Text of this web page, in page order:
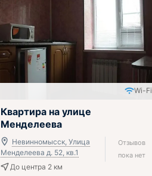
Wi-Fi
Квартира на улице
Менделеева
Невинномысск, Улица
Менделеева д. 52, кв.1
До центра 2 км
Отзывов
пока нет